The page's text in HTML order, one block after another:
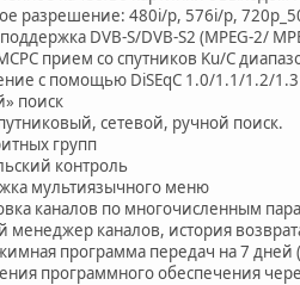
разрешение: 480i/p, 576i/p,
DVB-S/DVB-S2 (MPEG-2/
прием со спутников Ku/C
с помощью DiSEqC 1.0/1.1/1.2/1.3
поиск
сетевой, ручной поиск.
групп
контроль
мультиязычного меню
каналов по многочисленным
менеджер каналов, история
программа передач на 7 дней
программного обеспечения